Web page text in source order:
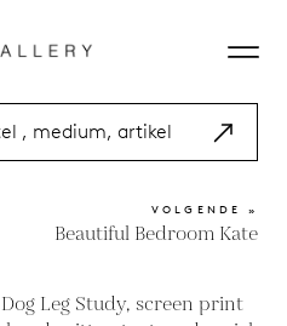
VOLGENDE »
Beautiful Bedroom Kate